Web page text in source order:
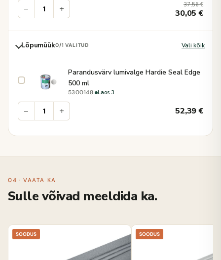
− + 37,56€
30,05€
Lõpumüük0/1 VALITUD Vali kõik
Parandusvärv lumivalge Hardie Seal Edge
500 ml
5300148· Laos 3
− + 52,39€
04 · VAATA KA
Sulle võivad meeldida ka.
SOODUS SOODUS